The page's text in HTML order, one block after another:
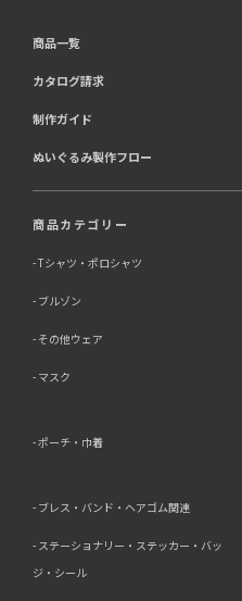
商品一覧
カタログ請求
制作ガイド
ぬいぐるみ製作フロー
商品カテゴリー
Tシャツ・ポロシャツ
ブルゾン
その他ウェア
マスク
ポーチ・巾着
ブレス・バンド・ヘアゴム関連
ステーショナリー・ステッカー・バッ
ジ・シール